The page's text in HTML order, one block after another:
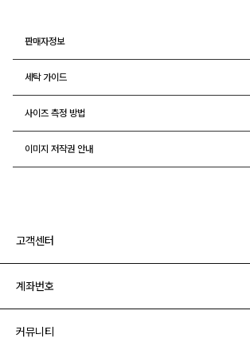
판매자정보
세탁 가이드
사이즈 측정 방법
이미지 저작권 안내
고객센터
계좌번호
커뮤니티